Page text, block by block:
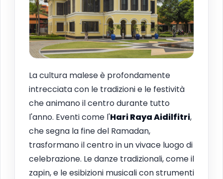
La cultura malese è profondamente
intrecciata con le tradizioni e le festività
che animano il centro durante tutto
l'anno. Eventi come l'Hari Raya Aidilfitri,
che segna la fine del Ramadan,
trasformano il centro in un vivace luogo di
celebrazione. Le danze tradizionali, come il
zapin, e le esibizioni musicali con strumenti